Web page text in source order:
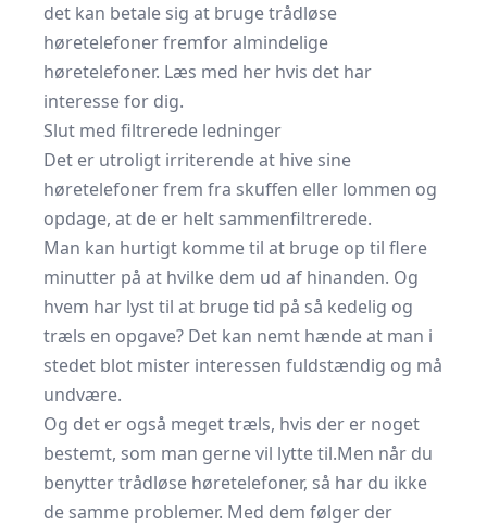
det kan betale sig at bruge trådløse
høretelefoner fremfor almindelige
høretelefoner. Læs med her hvis det har
interesse for dig.
Slut med filtrerede ledninger
Det er utroligt irriterende at hive sine
høretelefoner frem fra skuffen eller lommen og
opdage, at de er helt sammenfiltrerede.
Man kan hurtigt komme til at bruge op til flere
minutter på at hvilke dem ud af hinanden. Og
hvem har lyst til at bruge tid på så kedelig og
træls en opgave? Det kan nemt hænde at man i
stedet blot mister interessen fuldstændig og må
undvære.
Og det er også meget træls, hvis der er noget
bestemt, som man gerne vil lytte til.Men når du
benytter trådløse høretelefoner, så har du ikke
de samme problemer. Med dem følger der